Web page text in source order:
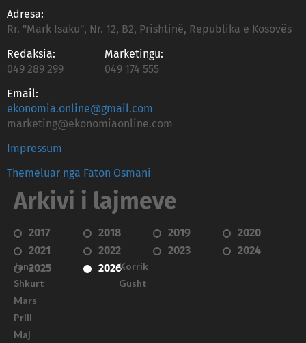
Adresa:
Rr. "Mark Isaku", Nr. 12, B2, Prishtinë, Republika e Kosovës
Redaksia:
049 289 299
Marketingu:
049 174 555
Email:
ekonomia.online@gmail.com
marketing@ekonomiaonline.com
Impressum
Themeluar nga Faton Osmani
Arkivi i lajmeve
2017 2018 2019
2020
2021
2022 2023
2024
2025
2026
Janar
Shkurt
Mars
Prill
Maj
Korrik
Gusht